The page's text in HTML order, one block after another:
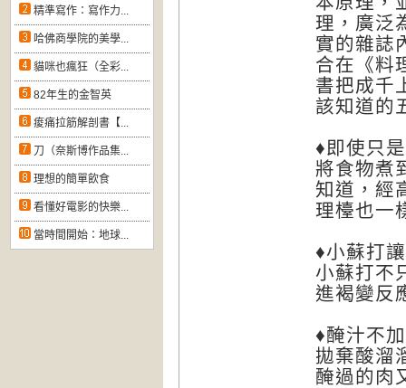
精準寫作：寫作力...
哈佛商學院的美學...
貓咪也瘋狂（全彩...
82年生的金智英
痠痛拉筋解剖書【...
刀（奈斯博作品集...
理想的簡單飲食
看懂好電影的快樂...
當時間開始：地球...
理，廣泛
實的雜誌
合在《料
書把成千
該知道的
♦即使只
將食物煮
知道，經
理檯也一
♦小蘇打
小蘇打不
進褐變反
♦醃汁不
拋棄酸溜
醃過的肉